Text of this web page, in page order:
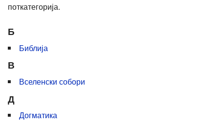
поткатегорија.
Б
Библија
В
Вселенски собори
Д
Догматика